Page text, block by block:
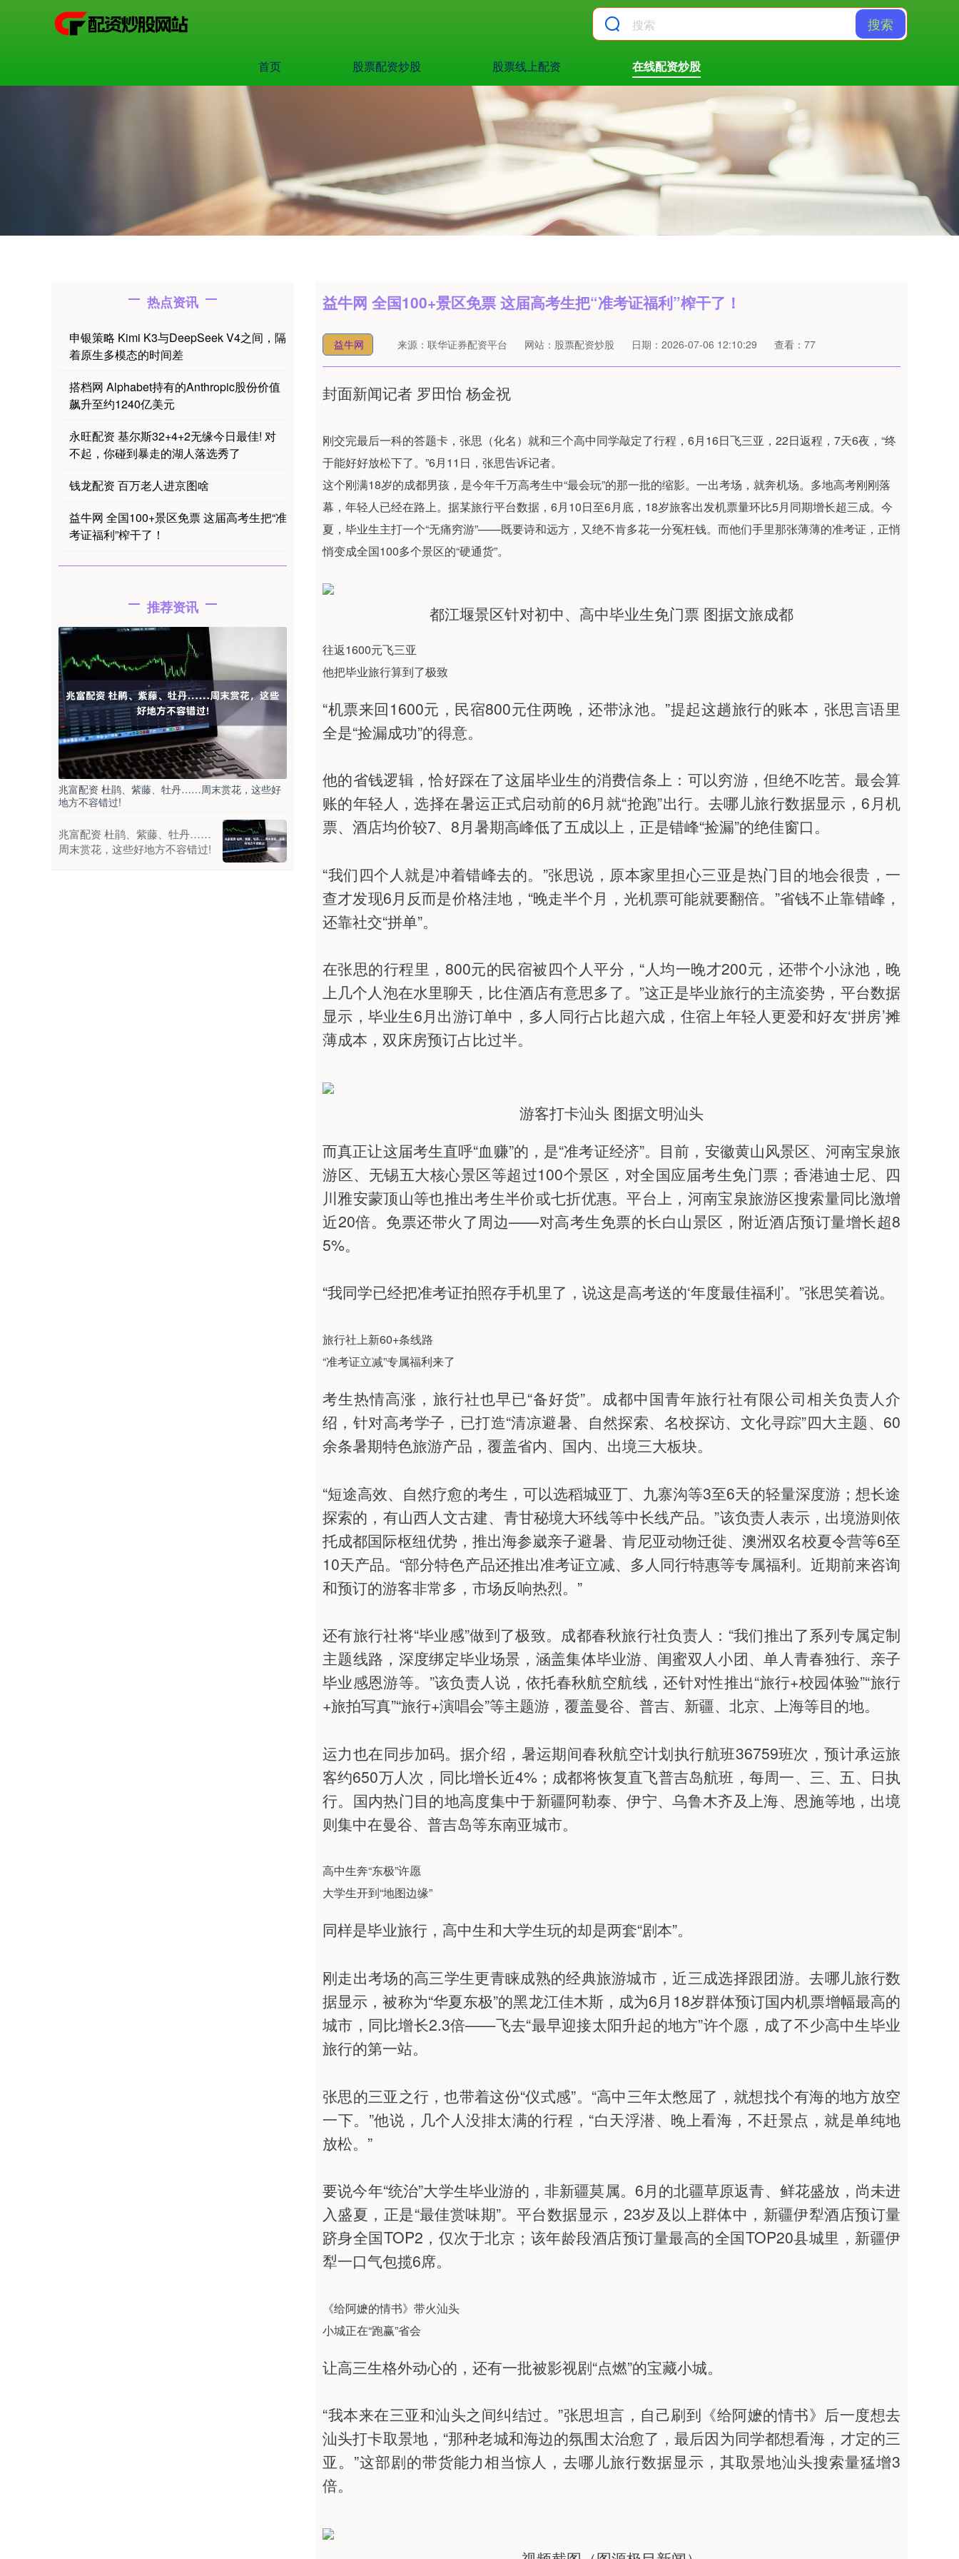
搜索
首页 股票配资炒股 股票线上配资 在线配资炒股
益牛网 全国100+景区免票 这届高考生把“准考证福利”榨干了！
益牛网 来源：联华证券配资平台 网站：股票配资炒股 日期：2026-07-06 12:10:29 查看：77
封面新闻记者 罗田怡 杨金祝
刚交完最后一科的答题卡，张思（化名）就和三个高中同学敲定了行程，6月16日飞三亚，22日返程，7天6夜，“终
于能好好放松下了。”6月11日，张思告诉记者。
这个刚满18岁的成都男孩，是今年千万高考生中“最会玩”的那一批的缩影。一出考场，就奔机场。多地高考刚刚落
幕，年轻人已经在路上。据某旅行平台数据，6月10日至6月底，18岁旅客出发机票量环比5月同期增长超三成。今
夏，毕业生主打一个“无痛穷游”——既要诗和远方，又绝不肯多花一分冤枉钱。而他们手里那张薄薄的准考证，正悄
悄变成全国100多个景区的“硬通货”。
都江堰景区针对初中、高中毕业生免门票 图据文旅成都
往返1600元飞三亚
他把毕业旅行算到了极致
“机票来回1600元，民宿800元住两晚，还带泳池。”提起这趟旅行的账本，张思言语里
全是“捡漏成功”的得意。
他的省钱逻辑，恰好踩在了这届毕业生的消费信条上：可以穷游，但绝不吃苦。最会算
账的年轻人，选择在暑运正式启动前的6月就“抢跑”出行。去哪儿旅行数据显示，6月机
票、酒店均价较7、8月暑期高峰低了五成以上，正是错峰“捡漏”的绝佳窗口。
“我们四个人就是冲着错峰去的。”张思说，原本家里担心三亚是热门目的地会很贵，一
查才发现6月反而是价格洼地，“晚走半个月，光机票可能就要翻倍。”省钱不止靠错峰，
还靠社交“拼单”。
在张思的行程里，800元的民宿被四个人平分，“人均一晚才200元，还带个小泳池，晚
上几个人泡在水里聊天，比住酒店有意思多了。”这正是毕业旅行的主流姿势，平台数据
显示，毕业生6月出游订单中，多人同行占比超六成，住宿上年轻人更爱和好友‘拼房’摊
薄成本，双床房预订占比过半。
游客打卡汕头 图据文明汕头
而真正让这届考生直呼“血赚”的，是“准考证经济”。目前，安徽黄山风景区、河南宝泉旅
游区、无锡五大核心景区等超过100个景区，对全国应届考生免门票；香港迪士尼、四
川雅安蒙顶山等也推出考生半价或七折优惠。平台上，河南宝泉旅游区搜索量同比激增
近20倍。免票还带火了周边——对高考生免票的长白山景区，附近酒店预订量增长超8
5%。
“我同学已经把准考证拍照存手机里了，说这是高考送的‘年度最佳福利’。”张思笑着说。
旅行社上新60+条线路
“准考证立减”专属福利来了
考生热情高涨，旅行社也早已“备好货”。成都中国青年旅行社有限公司相关负责人介
绍，针对高考学子，已打造“清凉避暑、自然探索、名校探访、文化寻踪”四大主题、60
余条暑期特色旅游产品，覆盖省内、国内、出境三大板块。
“短途高效、自然疗愈的考生，可以选稻城亚丁、九寨沟等3至6天的轻量深度游；想长途
探索的，有山西人文古建、青甘秘境大环线等中长线产品。”该负责人表示，出境游则依
托成都国际枢纽优势，推出海参崴亲子避暑、肯尼亚动物迁徙、澳洲双名校夏令营等6至
10天产品。“部分特色产品还推出准考证立减、多人同行特惠等专属福利。近期前来咨询
和预订的游客非常多，市场反响热烈。”
还有旅行社将“毕业感”做到了极致。成都春秋旅行社负责人：“我们推出了系列专属定制
主题线路，深度绑定毕业场景，涵盖集体毕业游、闺蜜双人小团、单人青春独行、亲子
毕业感恩游等。”该负责人说，依托春秋航空航线，还针对性推出“旅行+校园体验”“旅行
+旅拍写真”“旅行+演唱会”等主题游，覆盖曼谷、普吉、新疆、北京、上海等目的地。
运力也在同步加码。据介绍，暑运期间春秋航空计划执行航班36759班次，预计承运旅
客约650万人次，同比增长近4%；成都将恢复直飞普吉岛航班，每周一、三、五、日执
行。国内热门目的地高度集中于新疆阿勒泰、伊宁、乌鲁木齐及上海、恩施等地，出境
则集中在曼谷、普吉岛等东南亚城市。
高中生奔“东极”许愿
大学生开到“地图边缘”
同样是毕业旅行，高中生和大学生玩的却是两套“剧本”。
刚走出考场的高三学生更青睐成熟的经典旅游城市，近三成选择跟团游。去哪儿旅行数
据显示，被称为“华夏东极”的黑龙江佳木斯，成为6月18岁群体预订国内机票增幅最高的
城市，同比增长2.3倍——飞去“最早迎接太阳升起的地方”许个愿，成了不少高中生毕业
旅行的第一站。
张思的三亚之行，也带着这份“仪式感”。“高中三年太憋屈了，就想找个有海的地方放空
一下。”他说，几个人没排太满的行程，“白天浮潜、晚上看海，不赶景点，就是单纯地
放松。”
要说今年“统治”大学生毕业游的，非新疆莫属。6月的北疆草原返青、鲜花盛放，尚未进
入盛夏，正是“最佳赏味期”。平台数据显示，23岁及以上群体中，新疆伊犁酒店预订量
跻身全国TOP2，仅次于北京；该年龄段酒店预订量最高的全国TOP20县城里，新疆伊
犁一口气包揽6席。
《给阿嬷的情书》带火汕头
小城正在“跑赢”省会
让高三生格外动心的，还有一批被影视剧“点燃”的宝藏小城。
“我本来在三亚和汕头之间纠结过。”张思坦言，自己刷到《给阿嬷的情书》后一度想去
汕头打卡取景地，“那种老城和海边的氛围太治愈了，最后因为同学都想看海，才定的三
亚。”这部剧的带货能力相当惊人，去哪儿旅行数据显示，其取景地汕头搜索量猛增3
倍。
热点资讯
申银策略 Kimi K3与DeepSeek V4之间，隔
着原生多模态的时间差
搭档网 Alphabet持有的Anthropic股份价值
飙升至约1240亿美元
永旺配资 基尔斯32+4+2无缘今日最佳! 对
不起，你碰到暴走的湖人落选秀了
钱龙配资 百万老人进京图啥
益牛网 全国100+景区免票 这届高考生把“准
考证福利”榨干了！
推荐资讯
兆富配资 杜鹃、紫藤、牡丹……周末赏花，这些好
地方不容错过!
兆富配资 杜鹃、紫藤、牡丹……
周末赏花，这些好地方不容错过!